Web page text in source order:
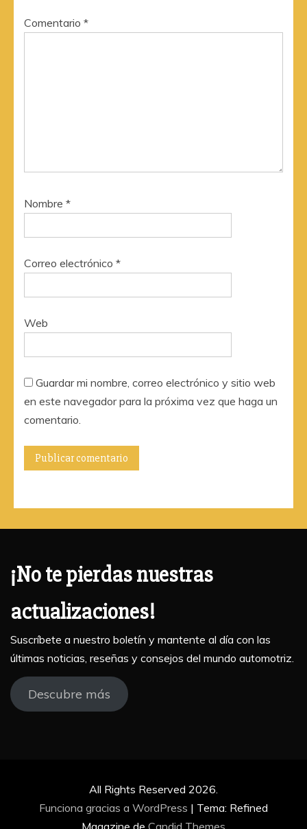
Comentario *
Nombre *
Correo electrónico *
Web
Guardar mi nombre, correo electrónico y sitio web
en este navegador para la próxima vez que haga un
comentario.
¡No te pierdas nuestras
actualizaciones!
Suscríbete a nuestro boletín y mantente al día con las
últimas noticias, reseñas y consejos del mundo automotriz.
Descubre más
All Rights Reserved 2026.
Funciona gracias a WordPress | Tema: Refined
Magazine de Candid Themes